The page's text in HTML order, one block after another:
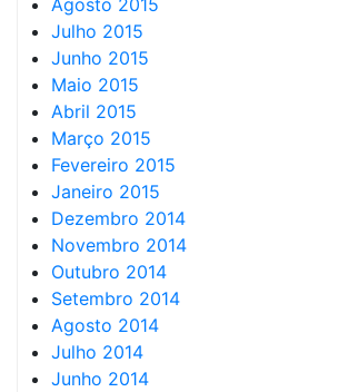
Agosto 2015
Julho 2015
Junho 2015
Maio 2015
Abril 2015
Março 2015
Fevereiro 2015
Janeiro 2015
Dezembro 2014
Novembro 2014
Outubro 2014
Setembro 2014
Agosto 2014
Julho 2014
Junho 2014